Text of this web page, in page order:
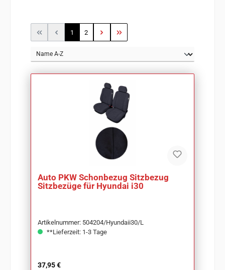
Seite
1 Seite
2
Auto PKW Schonbezug Sitzbezug
Sitzbezüge für Hyundai i30
Artikelnummer: 504204/Hyundaii30/L
**Lieferzeit: 1-3 Tage
Regulärer Preis:
37,95 €